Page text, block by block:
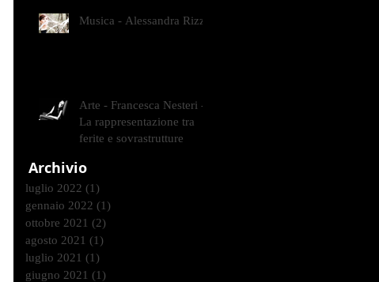
Musica - Alessandra Rizzo
Arte - Francesca Nesteri -
La rappresentazione tra
ferite e sovrastrutture
Archivio
luglio 2022 (1)
gennaio 2022 (1)
ottobre 2021 (2)
agosto 2021 (1)
luglio 2021 (1)
giugno 2021 (1)